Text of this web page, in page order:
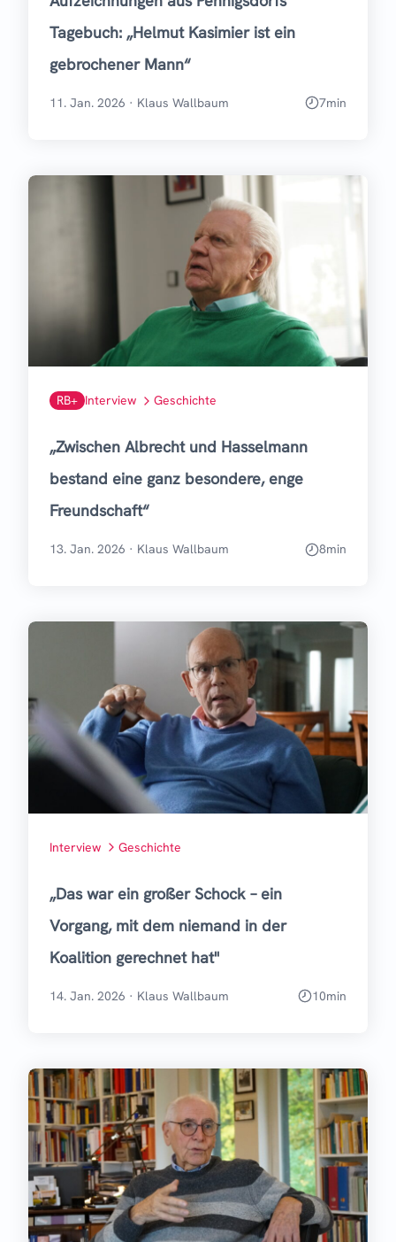
Tagebuch: „Helmut Kasimier ist ein
gebrochener Mann“
11. Jan. 2026 · Klaus Wallbaum 7min
RB+ Interview Geschichte
„Zwischen Albrecht und Hasselmann
bestand eine ganz besondere, enge
Freundschaft“
13. Jan. 2026 · Klaus Wallbaum 8min
Interview Geschichte
„Das war ein großer Schock – ein
Vorgang, mit dem niemand in der
Koalition gerechnet hat"
14. Jan. 2026 · Klaus Wallbaum 10min